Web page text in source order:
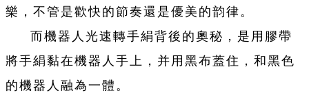
樂，不管是歡快的節奏還是優美的韵律。
而機器人光速轉手絹背後的奧秘，是用膠帶
將手絹黏在機器人手上，并用黑布蓋住，和黑色
的機器人融為一體。